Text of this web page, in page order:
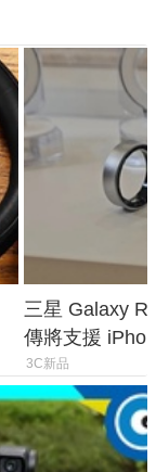
三星 Galaxy
傳將支援
慧家電連動功
3C新品